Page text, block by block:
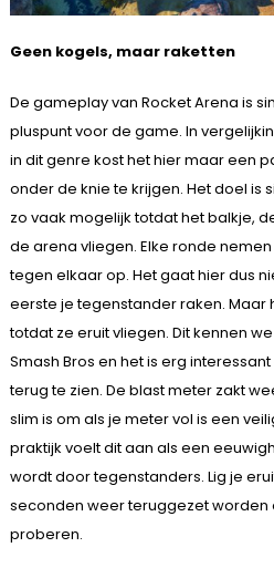
Geen kogels, maar raketten
De gameplay van Rocket Arena is
pluspunt voor de game. In
in dit genre kost het hier maar een
onder de knie te krijgen. Het doel is
zo vaak mogelijk totdat het balkje,
de arena vliegen. Elke ronde
tegen elkaar op. Het gaat hier dus
eerste je tegenstander raken.
totdat ze eruit vliegen. Dit kennen
Smash Bros en het is erg
terug te zien. De blast meter zakt
slim is om als je meter vol is een
praktijk voelt dit aan als een
wordt door tegenstanders. Lig je
seconden weer teruggezet worden
proberen.